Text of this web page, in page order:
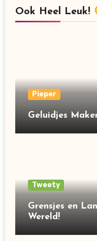
Ook Heel Leuk!
Pieper
Geluidjes
Tweety
Grensjes en
Wereld!